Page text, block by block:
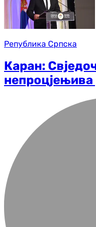
Република Српска
Каран: